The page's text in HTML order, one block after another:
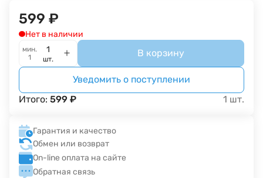
599 ₽
Нет в наличии
мин.
1
шт.
В корзину
Уведомить о поступлении
Итого: 599 ₽ 1 шт.
Гарантия и качество
Обмен или возврат
On-line оплата на сайте
Обратная связь